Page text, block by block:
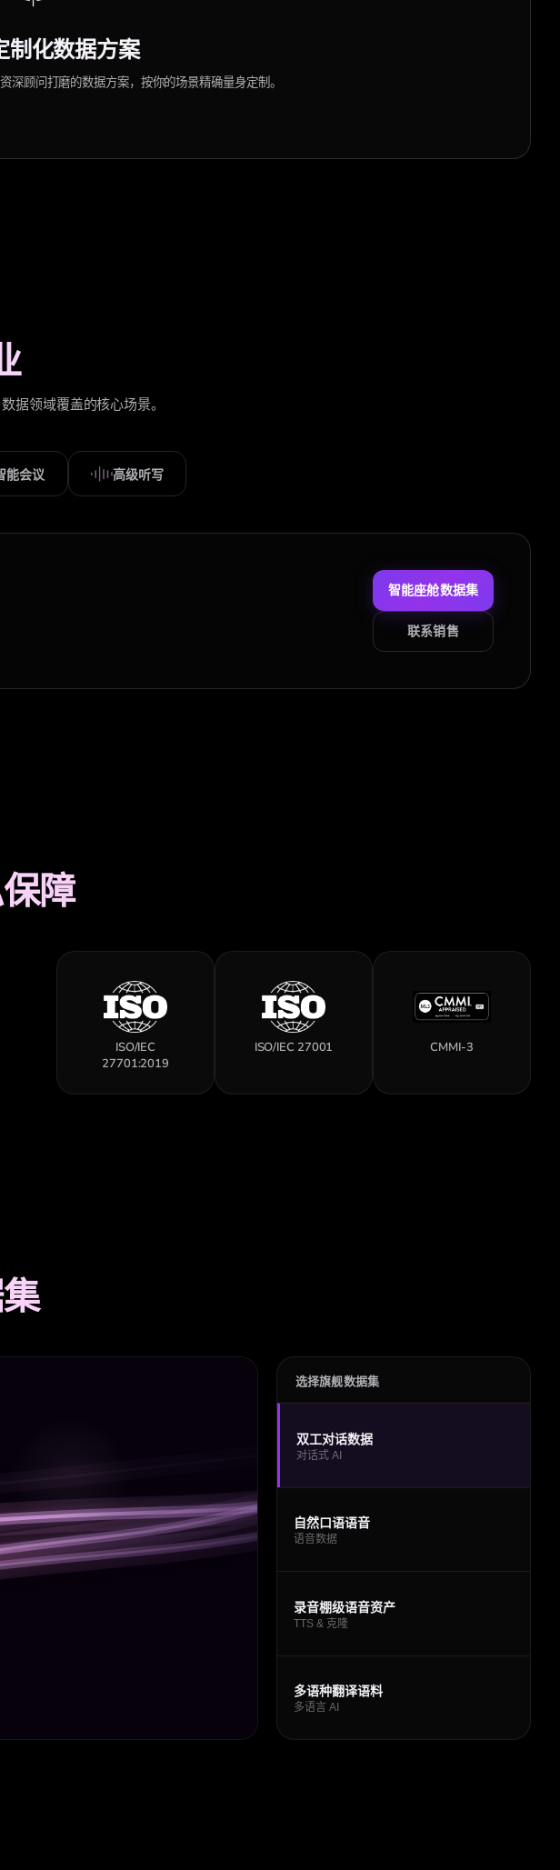
制化数据方案
深顾问打磨的数据方案，按你的场景精确量身定制。
据领域覆盖的核心场景。
能会议 高级听写
智能座舱数据集
联系销售
障
ISO/IEC
27701:2019
ISO/IEC 27001 CMMI-3
选择旗舰数据集
双工对话数据
对话式 AI
自然口语语音
语音数据
录音棚级语音资产
TTS & 克隆
多语种翻译语料
多语言 AI